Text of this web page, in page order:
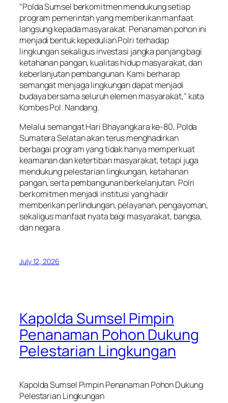
“Polda Sumsel berkomitmen mendukung setiap
program pemerintah yang memberikan manfaat
langsung kepada masyarakat. Penanaman pohon ini
menjadi bentuk kepedulian Polri terhadap
lingkungan sekaligus investasi jangka panjang bagi
ketahanan pangan, kualitas hidup masyarakat, dan
keberlanjutan pembangunan. Kami berharap
semangat menjaga lingkungan dapat menjadi
budaya bersama seluruh elemen masyarakat,” kata
Kombes Pol. Nandang.
Melalui semangat Hari Bhayangkara ke-80, Polda
Sumatera Selatan akan terus menghadirkan
berbagai program yang tidak hanya memperkuat
keamanan dan ketertiban masyarakat, tetapi juga
mendukung pelestarian lingkungan, ketahanan
pangan, serta pembangunan berkelanjutan. Polri
berkomitmen menjadi institusi yang hadir
memberikan perlindungan, pelayanan, pengayoman,
sekaligus manfaat nyata bagi masyarakat, bangsa,
dan negara.
July 12, 2026
Kapolda Sumsel Pimpin
Penanaman Pohon Dukung
Pelestarian Lingkungan
Kapolda Sumsel Pimpin Penanaman Pohon Dukung
Pelestarian Lingkungan